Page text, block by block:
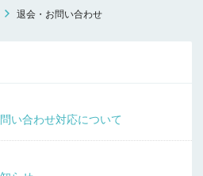
退会・お問い合わせ
い合わせ対応について